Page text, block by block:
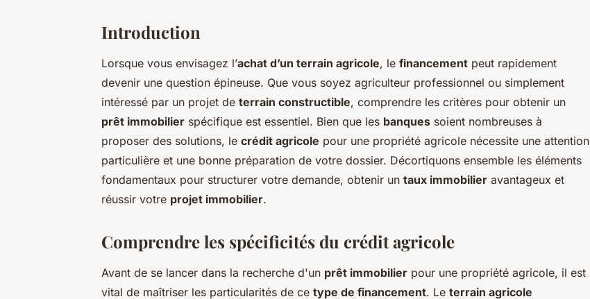
Introduction
Lorsque vous envisagez l’achat d’un terrain agricole, le financement peut rapidement
devenir une question épineuse. Que vous soyez agriculteur professionnel ou simplement
intéressé par un projet de terrain constructible, comprendre les critères pour obtenir un
prêt immobilier spécifique est essentiel. Bien que les banques soient nombreuses à
proposer des solutions, le crédit agricole pour une propriété agricole nécessite une attention
particulière et une bonne préparation de votre dossier. Décortiquons ensemble les éléments
fondamentaux pour structurer votre demande, obtenir un taux immobilier avantageux et
réussir votre projet immobilier.
Comprendre les spécificités du crédit agricole
Avant de se lancer dans la recherche d'un prêt immobilier pour une propriété agricole, il est
vital de maîtriser les particularités de ce type de financement. Le terrain agricole